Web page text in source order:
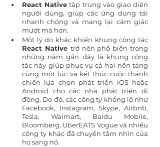
React Native tập trung vào giao diện
người dùng, giúp các ứng dụng tải
nhanh chóng và mang lại cảm giác
mượt mà hơn.
Một lý do khác khiến khung công tác
React Native trở nên phổ biến trong
những năm gần đây là khung công
tác này giúp phục vụ cả hai nền tảng
cùng một lúc và kết thúc cuộc thánh
chiến lựa chọn phát triển iOS hoặc
Android cho các nhà phát triển di
động. Do đó, các công ty khổng lồ như
Facebook, Instagram, Skype, Airbnb,
Tesla, Walmart, Baidu Mobile,
Bloomberg, UberEATS Vogue và nhiều
công ty khác đã chuyển tầm nhìn của
họ sang nó.